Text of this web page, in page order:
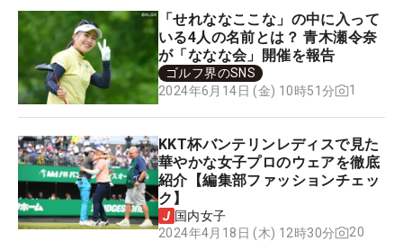
「せれななここな」の中に入って
いる4人の名前とは？ 青木瀬令奈
が「ななな会」開催を報告
ゴルフ界のSNS
2024年6月14日 (金) 10時51分
1
KKT杯バンテリンレディスで見た
華やかな女子プロのウェアを徹底
紹介【編集部ファッションチェッ
ク】
国内女子
2024年4月18日 (木) 12時30分
20